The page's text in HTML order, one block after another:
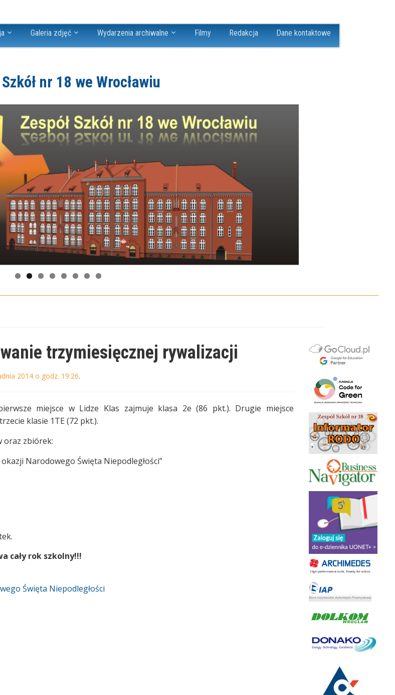
Galeria zdjęć Wydarzenia archiwalne Filmy Redakcja Dane kontaktowe
nr 18 we Wrocławiu
trzymiesięcznej rywalizacji
2014 o godz. 19:26.
miejsce w Lidze Klas zajmuje klasa 2e (86 pkt.). Drugie miejsce
klasie 1TE (72 pkt.).
oraz zbiórek:
Narodowego Święta Niepodległości”
cały rok szkolny!!!
Święta Niepodległości